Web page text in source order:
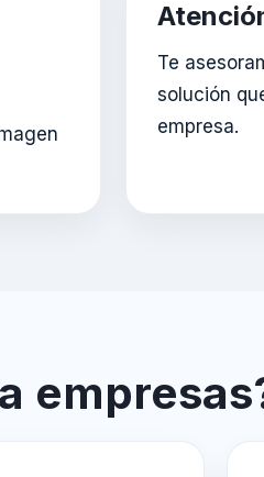
Te
solución
empresa.